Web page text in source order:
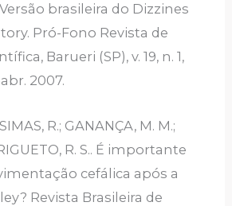
Versão brasileira do Dizzines
Pró-Fono Revista de
Barueri (SP), v. 19, n. 1,
2007.
R.; GANANÇA, M. M.;
R. S.. É importante
cefálica após a
Revista Brasileira de